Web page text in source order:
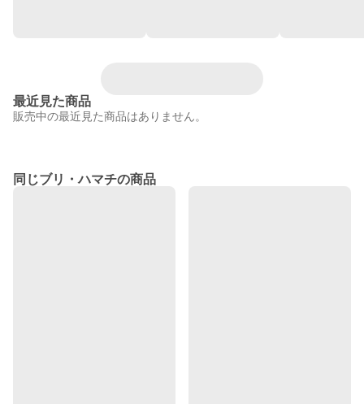
最近見た商品
販売中の最近見た商品はありません。
同じブリ・ハマチの商品